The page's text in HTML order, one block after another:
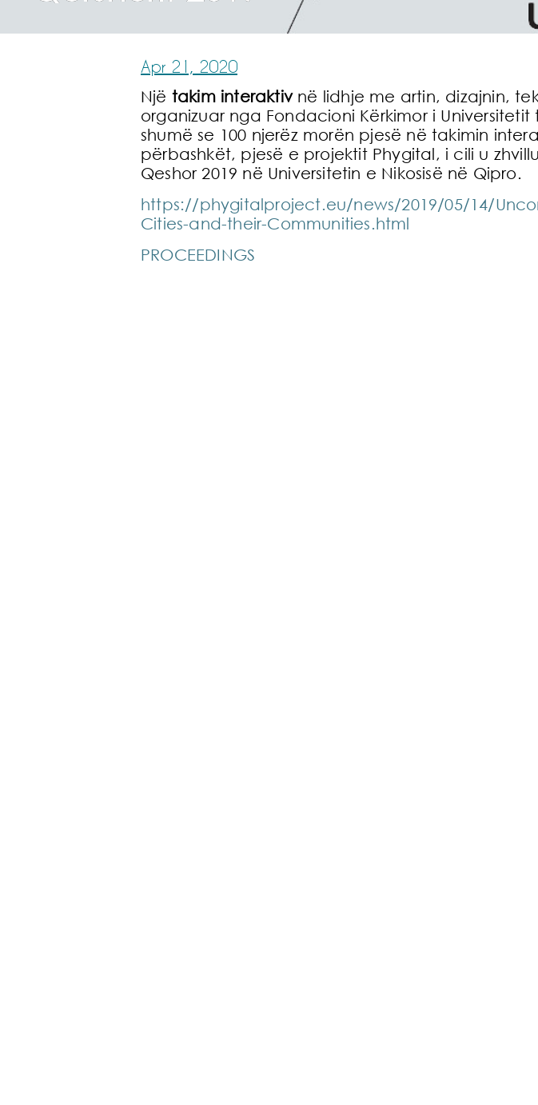
Apr 21, 2020
Një takim interaktivnë lidhje me artin, dizajnin,
organizuar nga Fondacioni Kërkimor i
shumë se 100 njerëz morën pjesë në takimin
përbashkët, pjesë e projektit Phygital, i cili u
Qeshor 2019 në Universitetin e Nikosisë në Qipro.
https://phygitalproject.eu/news/2019/05/14/
Cities-and-their-Communities.html
PROCEEDINGS